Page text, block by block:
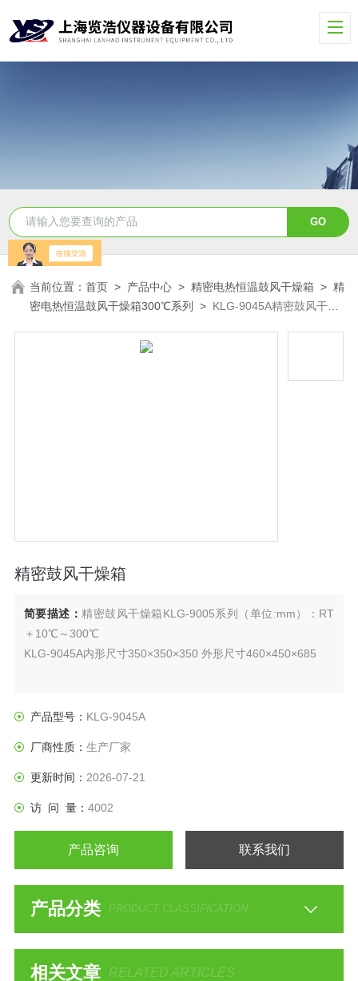
当前位置：首页 > 产品中心 >精密电热恒温鼓风干燥箱 >精
密电热恒温鼓风干燥箱300℃系列 > KLG-9045A精密鼓风干燥
精密鼓风干燥箱
简要描述： 精密鼓风干燥箱KLG-9005系列（单位:mm）：RT
＋10℃～300℃
KLG-9045A内形尺寸350×350×350 外形尺寸460×450×685
产品型号： KLG-9045A
厂商性质： 生产厂家
更新时间： 2026-07-21
访 问 量： 4002
产品咨询 联系我们
产品分类 PRODUCT CLASSIFICATION
相关文章 RELATED ARTICLES